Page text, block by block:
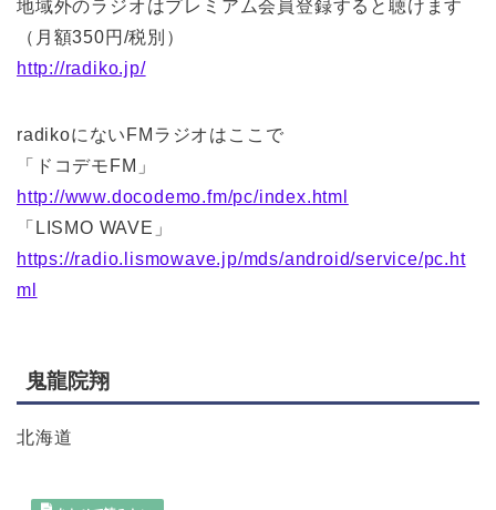
地域外のラジオはプレミアム会員登録すると聴けます
（月額350円/税別）
http://radiko.jp/
radikoにないFMラジオはここで
「ドコデモFM」
http://www.docodemo.fm/pc/index.html
「LISMO WAVE」
https://radio.lismowave.jp/mds/android/service/pc.ht
ml
鬼龍院翔
北海道